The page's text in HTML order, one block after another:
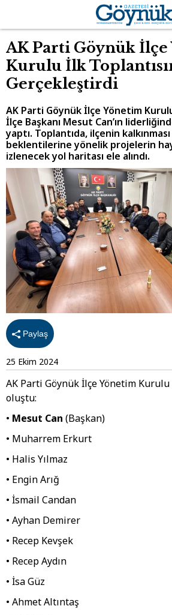
AK Parti Göynük
Kurulu İlk
Gerçekleştirdi
AK Parti Göynük İlçe Yönetim
İlçe Başkanı Mesut Can’ın
yaptı. Toplantıda, ilçenin
beklentilerine yönelik projelerin
izlenecek yol haritası ele alındı.
Paylaş
25 Ekim 2024
AK Parti Göynük İlçe Yönetim
oluştu:
• Mesut Can (Başkan)
• Muharrem Erkurt
• Halis Yılmaz
• Engin Arığ
• İsmail Candan
• Ayhan Demirer
• Recep Kevşek
• Recep Aydın
• İsa Güz
• Ahmet Altıntaş